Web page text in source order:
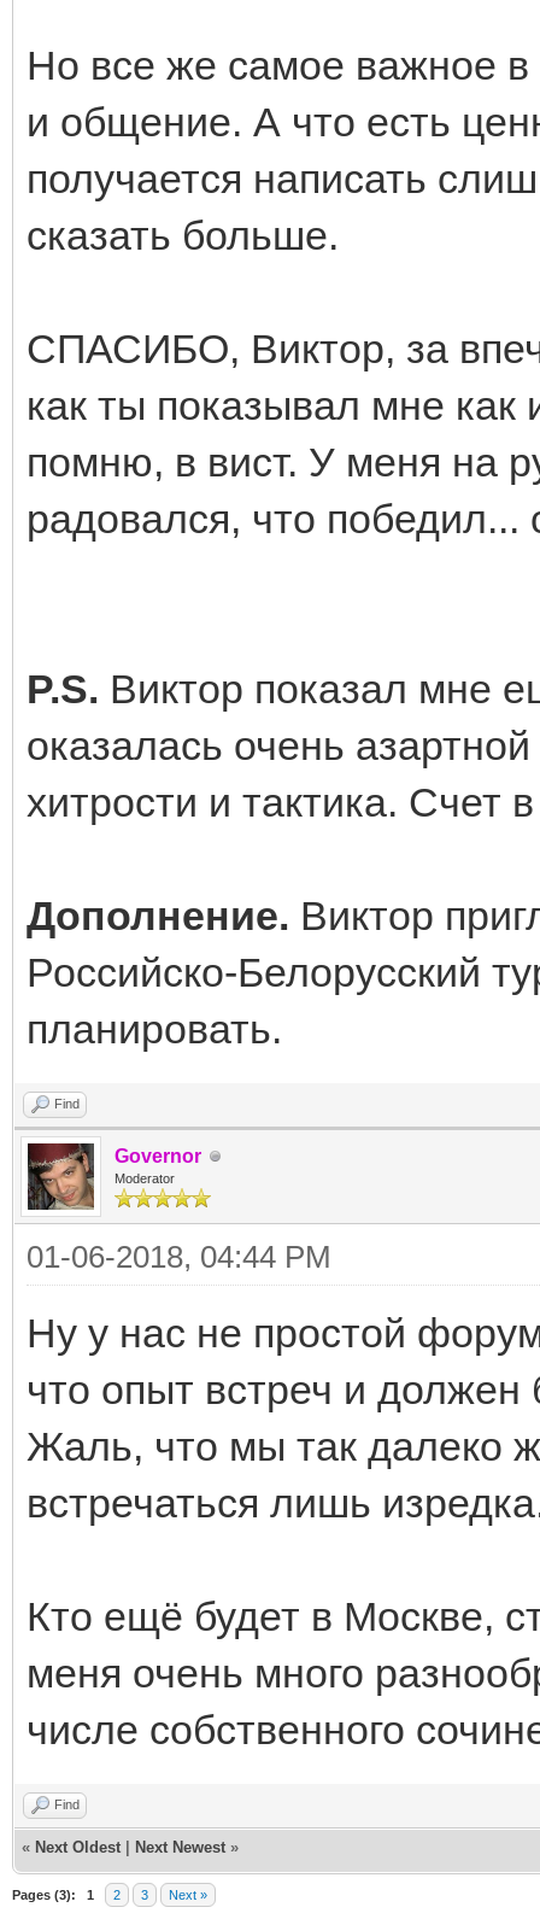
Но все же самое важное в
и общение. А что есть
получается написать
сказать больше.
СПАСИБО, Виктор, за
как ты показывал мне как
помню, в вист. У меня на
радовался, что
P.S. Виктор показал мне
оказалась очень
хитрости и тактика. Счет
Дополнение. Виктор
Российско-Белорусский
планировать.
Find
Governor
Moderator
01-06-2018, 04:44 PM
Ну у нас не простой
что опыт встреч и
Жаль, что мы так далеко
встречаться лишь
Кто ещё будет в Москве,
меня очень много
числе собственного
Find
« Next Oldest Next Newest »
Pages (3): 1 2 3 Next »